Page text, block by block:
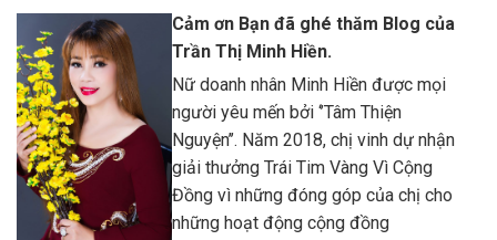
Cảm ơn Bạn đã ghé thăm Blog của
Trần Thị Minh Hiền.
Nữ doanh nhân Minh Hiền được mọi
người yêu mến bởi ‘’Tâm Thiện
Nguyện’’. Năm 2018, chị vinh dự nhận
giải thưởng Trái Tim Vàng Vì Cộng
Đồng vì những đóng góp của chị cho
những hoạt động cộng đồng